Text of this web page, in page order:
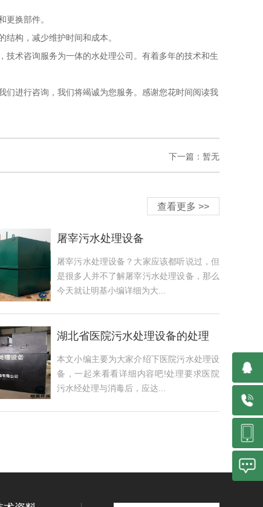
换部件。
构，减少维护时间和成本。
术咨询服务为一体的水处理公司。有着多年的技术和生
们进行咨询，我们将竭诚为您服务。感谢您花时间阅读我
下一篇：暂无
查看更多 >>
屠宰污水处理设备
屠宰污水处理设备？大家应该都听说过，但
是很多人并不了解屠宰污水处理设备，那么
今天就让明基小编详细为大...
湖北省医院污水处理设备的处理
要求
本文小编主要为大家介绍下医院污水处理设
备，一起来看看详细内容吧!处理要求医院
污水经处理与消毒后，应达...